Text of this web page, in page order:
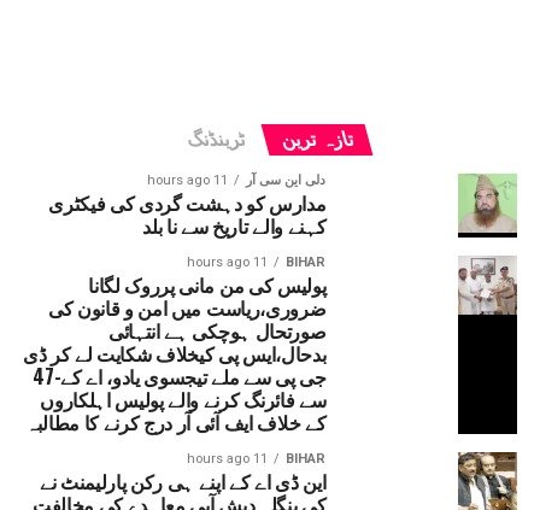
تازہ ترین ٹرینڈنگ
دلی این سی آر 11 hours ago
مدارس کو دہشت گردی کی فیکٹری
کہنے والے تاریخ سے نا بلد
BIHAR
11 hours ago
پولیس کی من مانی پرروک لگانا
ضروری،ریاست میں امن و قانون کی
صورتحال ہوچکی ہے انتہائی
بدحال،ایس پی کیخلاف شکایت لے کر ڈی
جی پی سے ملے تیجسوی یادو، اے کے-47
سے فائرنگ کرنے والے پولیس اہلکاروں
کے خلاف ایف آئی آر درج کرنے کا مطالبہ
BIHAR
11 hours ago
این ڈی اے کے اپنے ہی رکن پارلیمنٹ نے
کی بنگلہ دیش آبی معاہدے کی مخالفت